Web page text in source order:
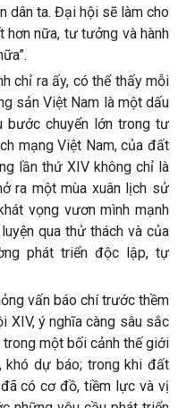
dân ta. Đại hội sẽ làm cho
nữa, tư tưởng và hành
chỉ ra ấy, có thể thấy mỗi
sản Việt Nam là một dấu
bước chuyển lớn trong tư
mạng Việt Nam, của đất
lần thứ XIV không chỉ là
ra một mùa xuân lịch sử
vọng vươn mình mạnh
qua thử thách và của
phát triển độc lập, tự
vấn báo chí trước thềm
XIV, ý nghĩa càng sâu sắc
một bối cảnh thế giới
khó dự báo; trong khi đất
có cơ đồ, tiềm lực và vị